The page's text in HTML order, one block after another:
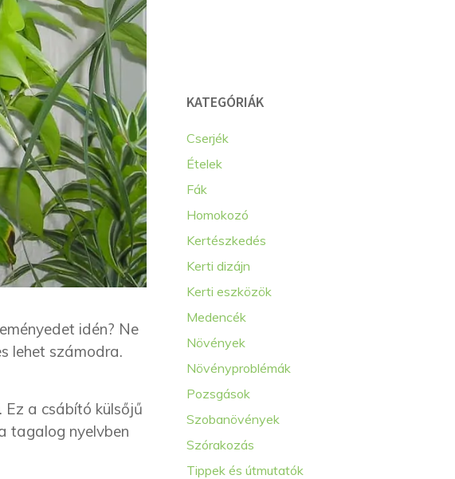
idén? Ne
lehet számodra.
a csábító külsőjű
tagalog nyelvben
KATEGÓRIÁK
Cserjék
Ételek
Fák
Homokozó
Kertészkedés
Kerti dizájn
Kerti eszközök
Medencék
Növények
Növényproblémák
Pozsgások
Szobanövények
Szórakozás
Tippek és útmutatók